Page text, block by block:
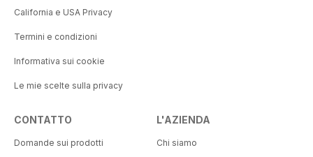
California e USA Privacy
Termini e condizioni
Informativa sui cookie
Le mie scelte sulla privacy
CONTATTO
Domande sui prodotti
L'AZIENDA
Chi siamo